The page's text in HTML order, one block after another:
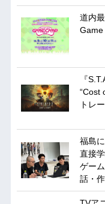
道内
Game
『
“Cost
トレ
福島
直接
ゲー
話・